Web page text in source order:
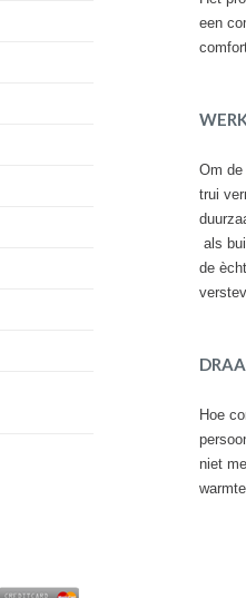
een
Om
trui
als
de
Hoe
niet